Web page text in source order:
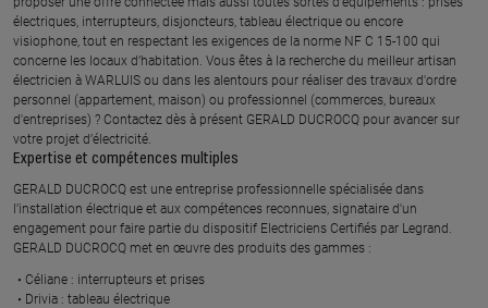
électriques, interrupteurs, disjoncteurs, tableau électrique ou encore
visiophone, tout en respectant les exigences de la norme NF C 15-100 qui
concerne les locaux d’habitation. Vous êtes à la recherche du meilleur artisan
électricien à WARLUIS ou dans les alentours pour réaliser des travaux d'ordre
personnel (appartement, maison) ou professionnel (commerces, bureaux
d'entreprises) ? Contactez dès à présent GERALD DUCROCQ pour avancer sur
votre projet d’électricité.
Expertise et compétences multiples​
​GERALD DUCROCQ est une entreprise professionnelle spécialisée dans
l’installation électrique et aux compétences reconnues, ​signataire d'un
engagement pour faire partie du dispositif Electriciens Certifiés par Legrand​.
GERALD DUCROCQ met en œuvre des produits des gammes : ​
Céliane : interrupteurs et prises ​
Drivia : tableau électrique ​